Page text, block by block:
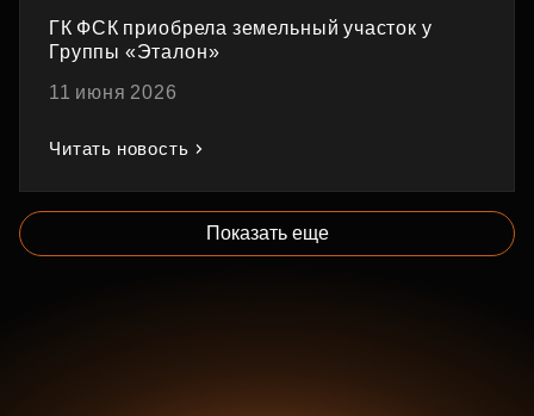
ГК ФСК приобрела земельный участок у
Группы «Эталон»
11 июня 2026
Читать новость
Показать еще